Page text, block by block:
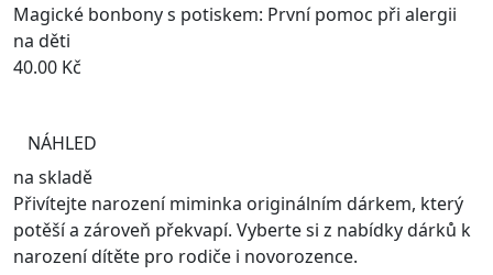
Magické bonbony s potiskem: První pomoc při alergii
na děti
40.00 Kč
NÁHLED
na skladě
Přivítejte narození miminka originálním dárkem, který
potěší a zároveň překvapí. Vyberte si z nabídky dárků k
narození dítěte pro rodiče i novorozence.